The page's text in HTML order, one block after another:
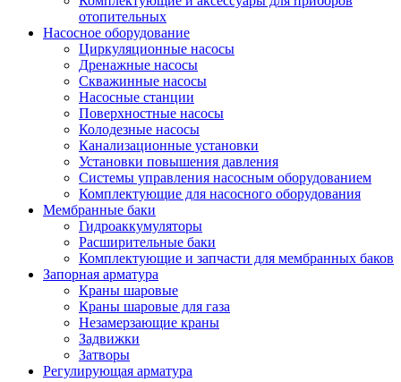
отопительных
Насосное оборудование
Циркуляционные насосы
Дренажные насосы
Скважинные насосы
Насосные станции
Поверхностные насосы
Колодезные насосы
Канализационные установки
Установки повышения давления
Системы управления насосным оборудованием
Комплектующие для насосного оборудования
Мембранные баки
Гидроаккумуляторы
Расширительные баки
Комплектующие и запчасти для мембранных баков
Запорная арматура
Краны шаровые
Краны шаровые для газа
Незамерзающие краны
Задвижки
Затворы
Регулирующая арматура